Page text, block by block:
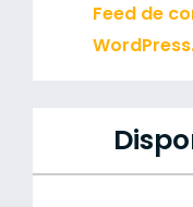
Feed de